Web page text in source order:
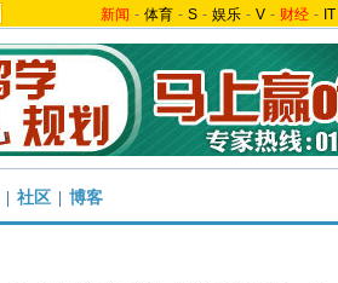
新闻 - 体育 - S - 娱乐 - V - 财经 - IT
社区 博客